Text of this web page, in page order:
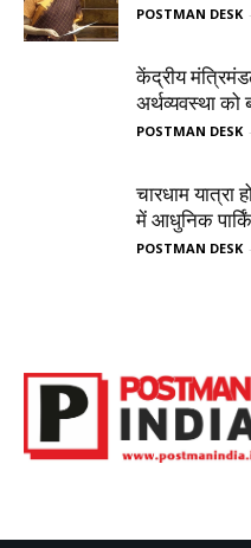
POSTMAN DESK -
केंद्रीय
अर्थव्यवस्था को
POSTMAN DESK -
चारधाम यात्रा
में आधुनिक
POSTMAN DESK -